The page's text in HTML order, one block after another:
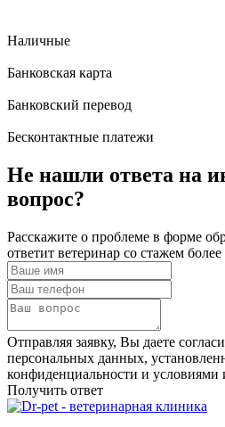
Наличные
Банковская карта
Банковский перевод
Бесконтактные платежи
Не нашли ответа на
вопрос?
Расскажите о проблеме в форме
ответит ветеринар со стажем более
Отправляя заявку, Вы даете
персональных данных,
конфиденциальности и условиями
Получить ответ